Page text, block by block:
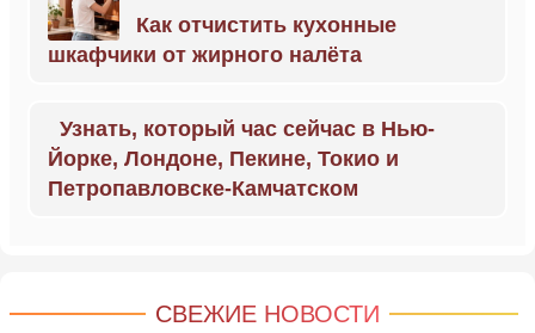
Как отчистить кухонные
шкафчики от жирного налёта
Узнать, который час сейчас в Нью-
Йорке, Лондоне, Пекине, Токио и
Петропавловске-Камчатском
СВЕЖИЕ НОВОСТИ